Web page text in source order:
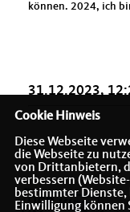
können. 2024, ich
31.12.2023,
Cookie Hinweis
Diese Webseite
die Webseite zu
von Drittanbietern,
verbessern
bestimmter
Einwilligung können